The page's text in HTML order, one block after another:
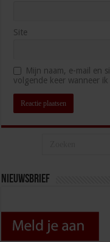
Site
Mijn naam, e-mail en
volgende keer wanneer
Nieuwsbrief